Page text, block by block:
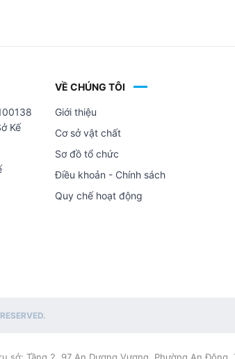
Kế
VỀ CHÚNG TÔI
Giới thiệu
Cơ sở vật chất
Sơ đồ tổ chức
Điều khoản - Chính sách
Quy chế hoạt động
sở: Tầng 2, 97 An Dương Vương, Phường An